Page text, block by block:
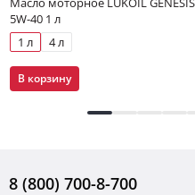
5W-40 1 л
1 л
4 л
В корзину
8 (800) 700-8-700